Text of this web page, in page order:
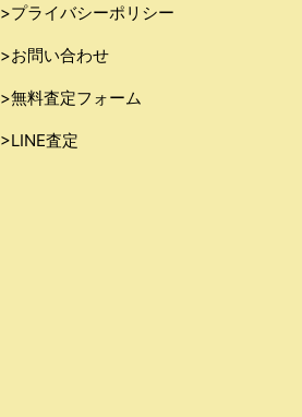
>プライバシーポリシー
>お問い合わせ
>無料査定フォーム
>LINE査定